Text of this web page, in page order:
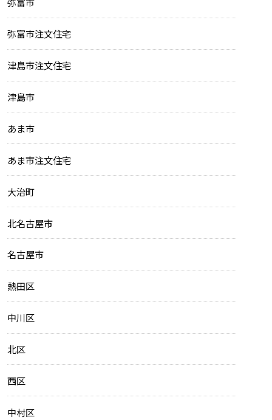
弥富市注文住宅
津島市注文住宅
津島市
あま市
あま市注文住宅
大治町
北名古屋市
名古屋市
熱田区
中川区
北区
西区
中村区